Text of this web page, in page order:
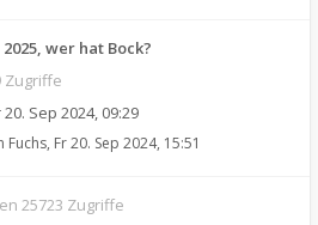
wer hat Bock?
Zugriffe
20. Sep 2024, 09:29
Fuchs, Fr 20. Sep 2024, 15:51
25723 Zugriffe